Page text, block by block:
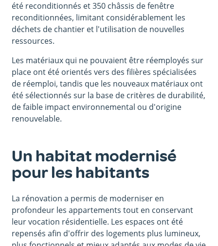
été reconditionnés et 350 châssis de fenêtre
reconditionnées, limitant considérablement les
déchets de chantier et l'utilisation de nouvelles
ressources.
Les matériaux qui ne pouvaient être réemployés sur
place ont été orientés vers des filières spécialisées
de réemploi, tandis que les nouveaux matériaux ont
été sélectionnés sur la base de critères de durabilité,
de faible impact environnemental ou d'origine
renouvelable.
Un habitat modernisé
pour les habitants
La rénovation a permis de moderniser en
profondeur les appartements tout en conservant
leur vocation résidentielle. Les espaces ont été
repensés afin d'offrir des logements plus lumineux,